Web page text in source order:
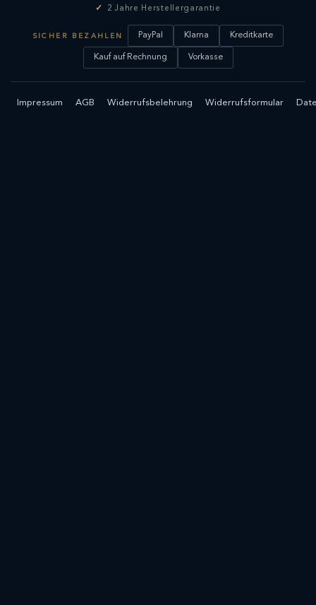
2 Jahre Herstellergarantie
SICHER BEZAHLEN PayPal Klarna Kreditkarte
Kauf auf Rechnung Vorkasse
Impressum AGB Widerrufsbelehrung Widerrufsformular